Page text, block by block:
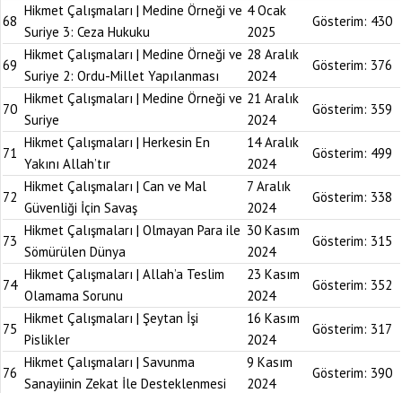
68
Hikmet Çalışmaları | Medine Örneği ve
Suriye 3: Ceza Hukuku
4 Ocak
2025
Gösterim: 430
69
Hikmet Çalışmaları | Medine Örneği ve
Suriye 2: Ordu-Millet Yapılanması
28 Aralık
2024
Gösterim: 376
70
Hikmet Çalışmaları | Medine Örneği ve
Suriye
21 Aralık
2024
Gösterim: 359
71
Hikmet Çalışmaları | Herkesin En
Yakını Allah’tır
14 Aralık
2024
Gösterim: 499
72
Hikmet Çalışmaları | Can ve Mal
Güvenliği İçin Savaş
7 Aralık
2024
Gösterim: 338
73
Hikmet Çalışmaları | Olmayan Para ile
Sömürülen Dünya
30 Kasım
2024
Gösterim: 315
74
Hikmet Çalışmaları | Allah’a Teslim
Olamama Sorunu
23 Kasım
2024
Gösterim: 352
75
Hikmet Çalışmaları | Şeytan İşi
Pislikler
16 Kasım
2024
Gösterim: 317
76
Hikmet Çalışmaları | Savunma
Sanayiinin Zekat İle Desteklenmesi
9 Kasım
2024
Gösterim: 390